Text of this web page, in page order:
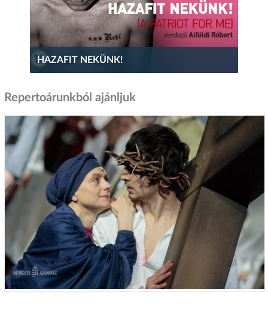
HAZAFIT NEKÜNK!
Repertoárunkból ajánljuk